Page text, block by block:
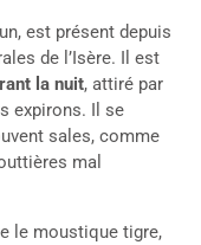
est présent depuis
de l’Isère. Il est
la nuit, attiré par
expirons. Il se
sales, comme
mal
le moustique tigre,